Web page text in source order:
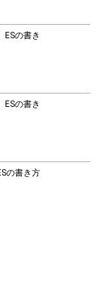
ESの書き
ESの書き
の書き方